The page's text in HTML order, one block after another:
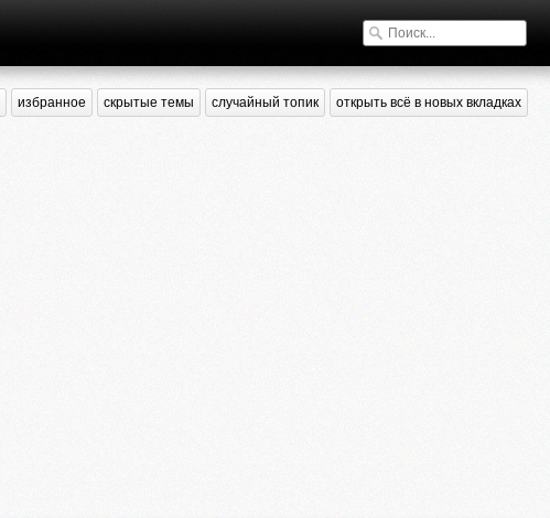
избранное скрытые темы случайный топик открыть всё в новых вкладках